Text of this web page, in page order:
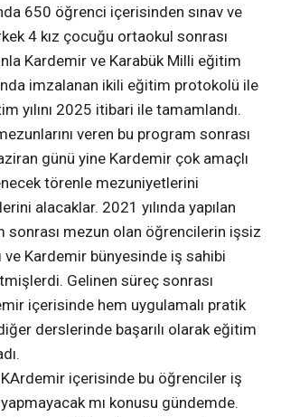
650 öğrenci içerisinden sınav ve
4 kız çocuğu ortaokul sonrası
Kardemir ve Karabük Milli eğitim
imzalanan ikili eğitim protokolü ile
yılını 2025 itibari ile tamamlandı.
veren bu program sonrası
günü yine Kardemir çok amaçlı
törenle mezuniyetlerini
alacaklar. 2021 yılında yapılan
sonrası mezun olan öğrencilerin işsiz
ve Kardemir bünyesinde iş sahibi
Gelinen süreç sonrası
içerisinde hem uygulamalı pratik
derslerinde başarılı olarak eğitim
içerisinde bu öğrenciler iş
yapmayacak mı konusu gündemde.